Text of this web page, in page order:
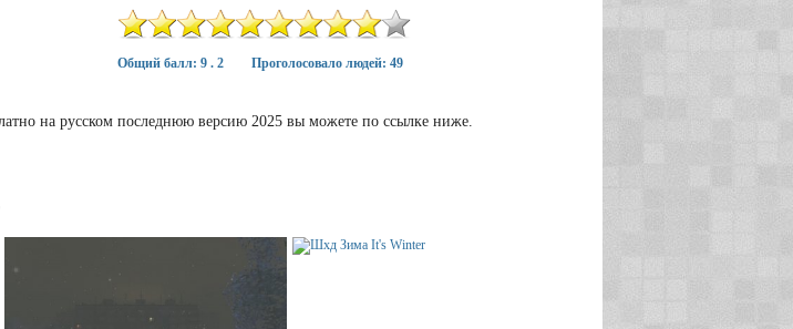
Общий балл: 9 . 2 Проголосовало людей: 49
на русском последнюю версию 2025 вы можете по ссылке ниже.